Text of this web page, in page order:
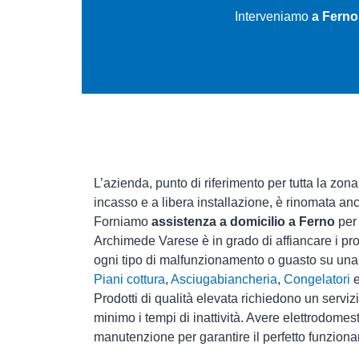
Interveniamo a
L’azienda, punto di riferimento per tutta la
incasso e a libera installazione, è rinomata
Forniamo assistenza a domicilio a Ferno
Archimede Varese è in grado di affiancare i
ogni tipo di malfunzionamento o guasto su
Piani cottura, Asciugabiancheria, Congelatori
Prodotti di qualità elevata richiedono un
minimo i tempi di inattività. Avere
manutenzione per garantire il perfetto